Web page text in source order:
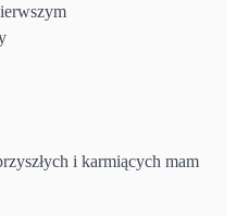
i karmiących mam